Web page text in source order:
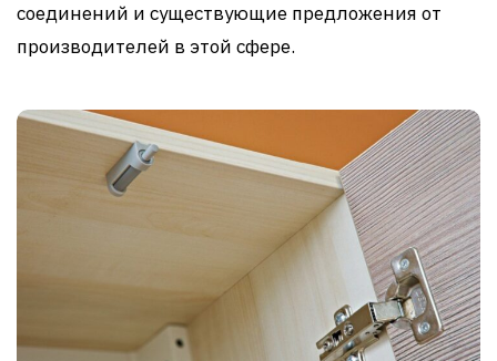
соединений и существующие предложения от
производителей в этой сфере.